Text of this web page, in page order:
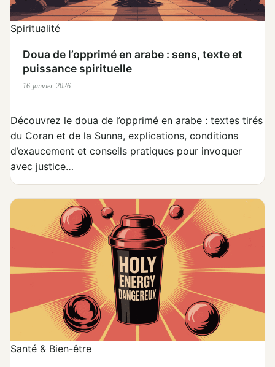
Spiritualité
Doua de l’opprimé en arabe : sens, texte et
puissance spirituelle
16 janvier 2026
Découvrez le doua de l’opprimé en arabe : textes tirés
du Coran et de la Sunna, explications, conditions
d’exaucement et conseils pratiques pour invoquer
avec justice…
Santé & Bien-être